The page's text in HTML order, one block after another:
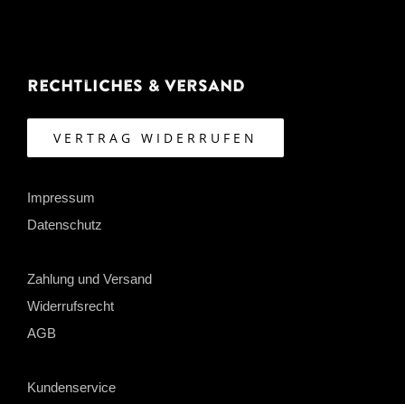
Rechtliches & Versand
VERTRAG WIDERRUFEN
Impressum
Datenschutz
Zahlung und Versand
Widerrufsrecht
AGB
Kundenservice